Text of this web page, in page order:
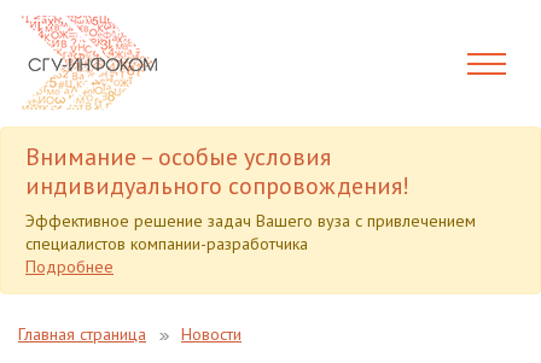
Внимание – особые условия
индивидуального сопровождения!
Эффективное решение задач Вашего вуза с привлечением
специалистов компании-разработчика
Подробнее
Главная страница Новости